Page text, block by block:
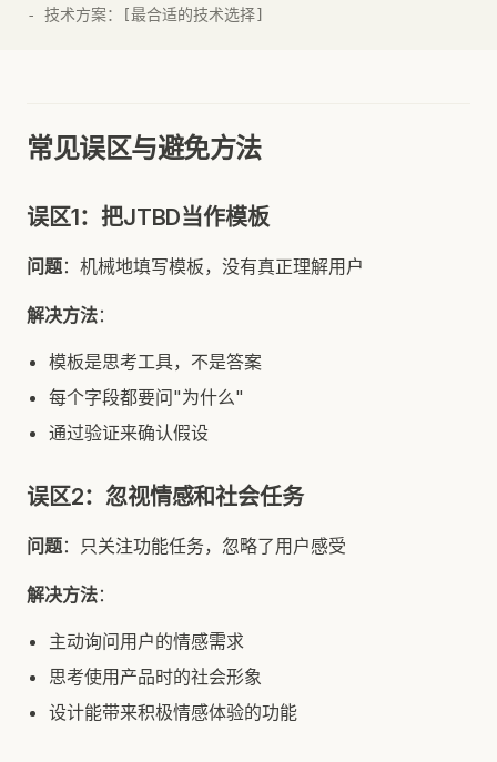
- 技术方案：[最合适的技术选择]
常见误区与避免方法
误区1：把JTBD当作模板
问题：机械地填写模板，没有真正理解用户
解决方法：
模板是思考工具，不是答案
每个字段都要问"为什么"
通过验证来确认假设
误区2：忽视情感和社会任务
问题：只关注功能任务，忽略了用户感受
解决方法：
主动询问用户的情感需求
思考使用产品时的社会形象
设计能带来积极情感体验的功能